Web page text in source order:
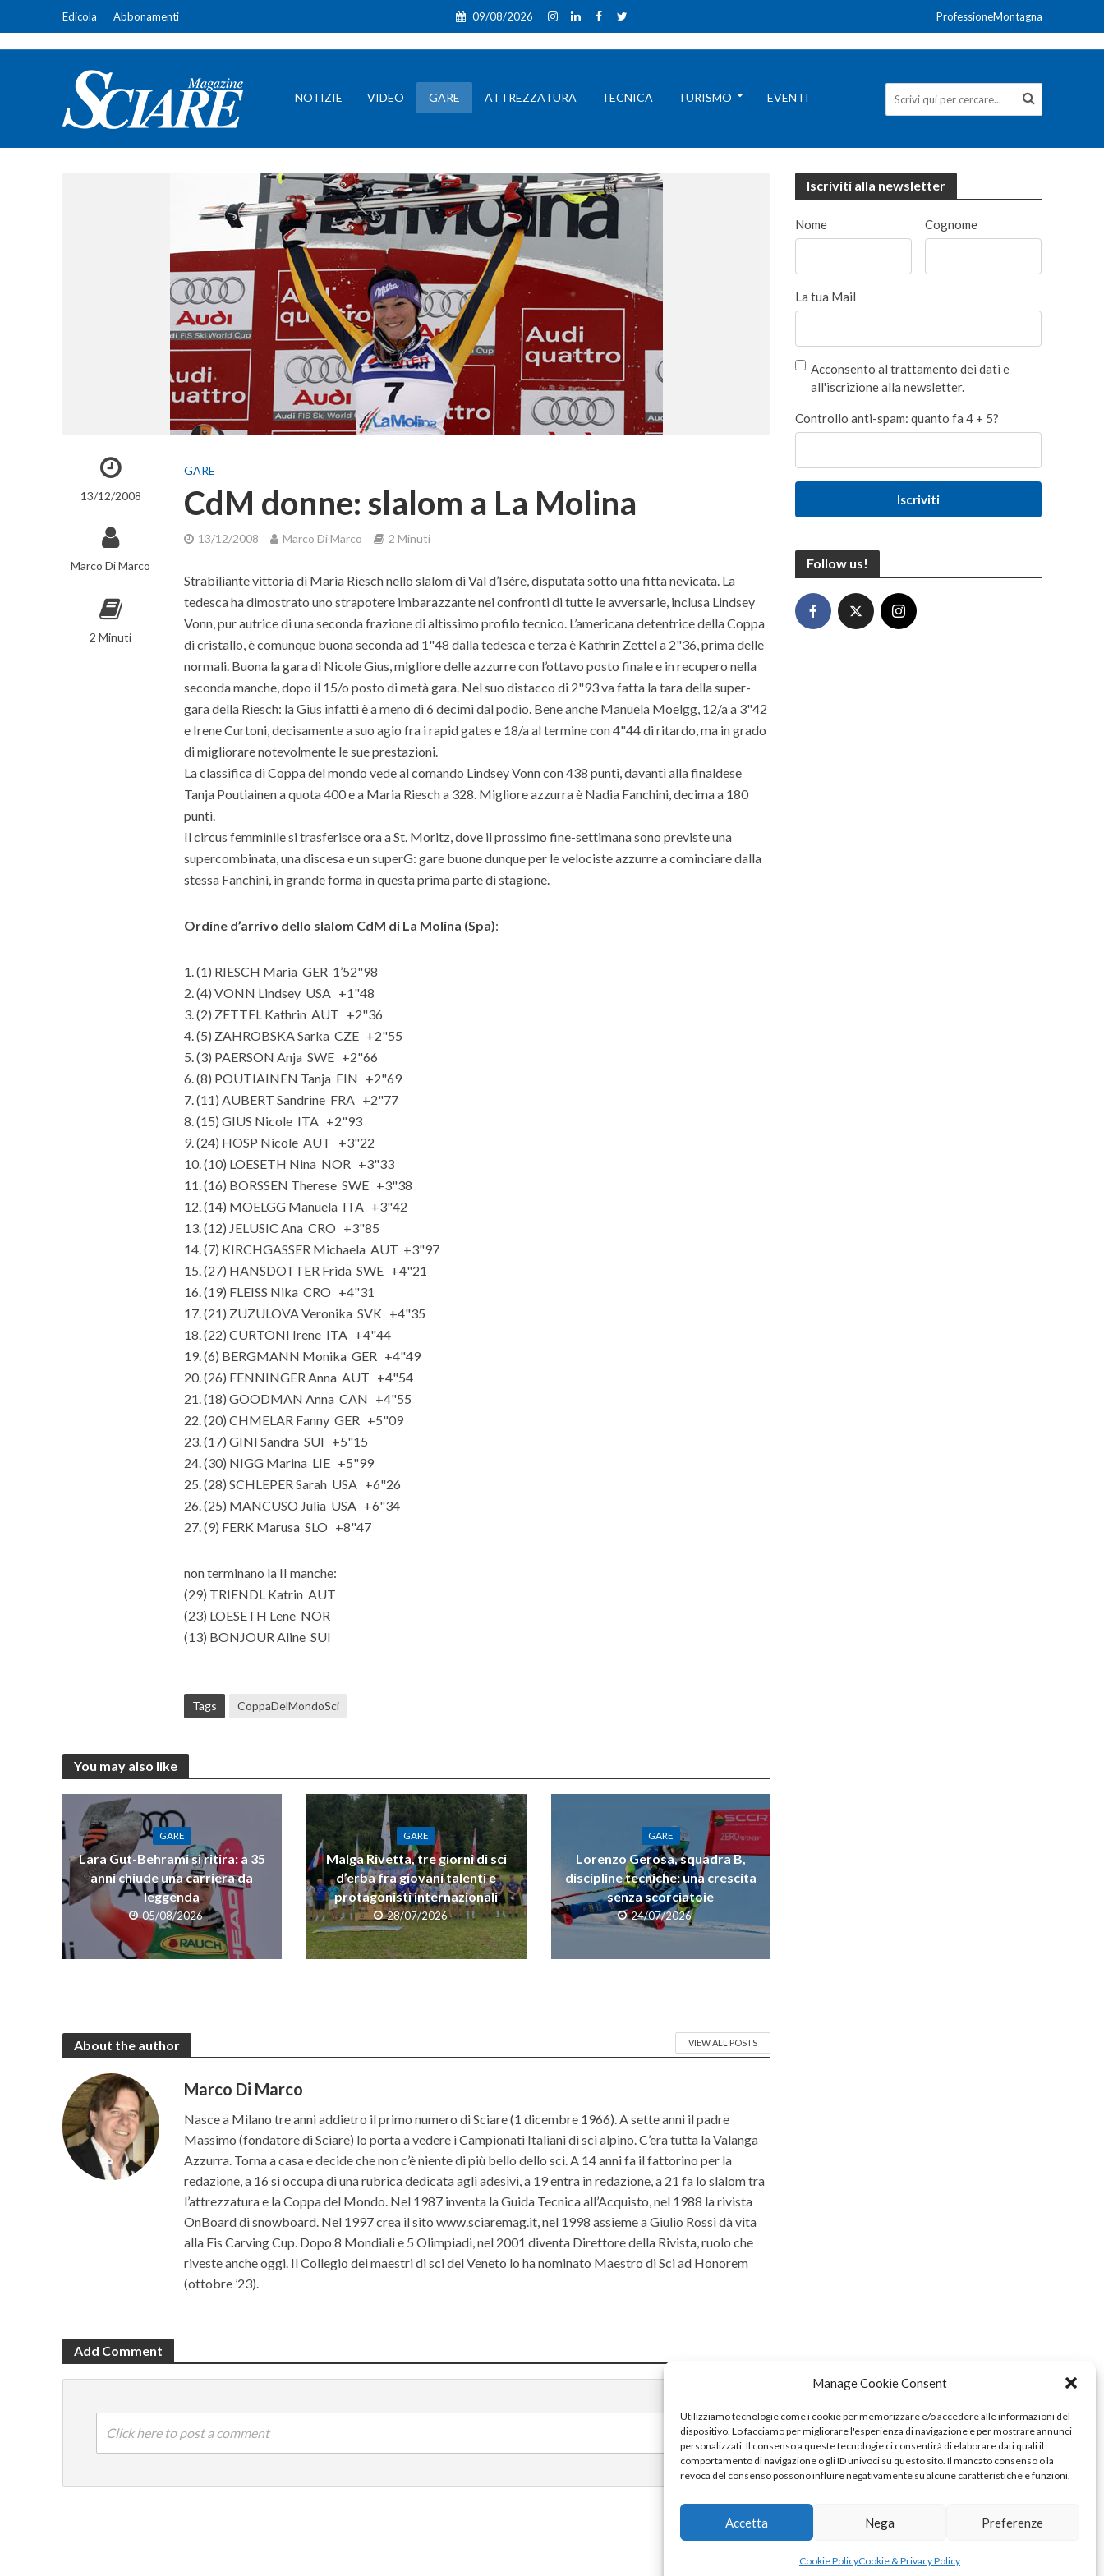
Manage Cookie Consent
Utilizziamo tecnologie come i cookie per memorizzare e/o accedere alle informazioni del
dispositivo. Lo facciamo per migliorare l'esperienza di navigazione e per mostrare annunci
personalizzati. Il consenso a queste tecnologie ci consentirà di elaborare dati quali il
comportamento di navigazione o gli ID univoci su questo sito. Il mancato consenso o la
revoca del consenso possono influire negativamente su alcune caratteristiche e funzioni.
Accetta Nega Preferenze
Cookie PolicyCookie & Privacy Policy
Edicola Abbonamenti ProfessioneMontagna
09/08/2026
NOTIZIE VIDEO GARE ATTREZZATURA TECNICA TURISMO EVENTI
13/12/2008
Marco Di Marco
2 Minuti
GARE
CdM donne: slalom a La Molina
13/12/2008 Marco Di Marco 2 Minuti
Strabiliante vittoria di Maria Riesch nello slalom di Val d’Isère, disputata sotto una fitta nevicata. La
tedesca ha dimostrato uno strapotere imbarazzante nei confronti di tutte le avversarie, inclusa Lindsey
Vonn, pur autrice di una seconda frazione di altissimo profilo tecnico. L’americana detentrice della Coppa
di cristallo, è comunque buona seconda ad 1"48 dalla tedesca e terza è Kathrin Zettel a 2"36, prima delle
normali. Buona la gara di Nicole Gius, migliore delle azzurre con l’ottavo posto finale e in recupero nella
seconda manche, dopo il 15/o posto di metà gara. Nel suo distacco di 2"93 va fatta la tara della super-
gara della Riesch: la Gius infatti è a meno di 6 decimi dal podio. Bene anche Manuela Moelgg, 12/a a 3"42
e Irene Curtoni, decisamente a suo agio fra i rapid gates e 18/a al termine con 4"44 di ritardo, ma in grado
di migliorare notevolmente le sue prestazioni.
La classifica di Coppa del mondo vede al comando Lindsey Vonn con 438 punti, davanti alla finaldese
Tanja Poutiainen a quota 400 e a Maria Riesch a 328. Migliore azzurra è Nadia Fanchini, decima a 180
punti.
Il circus femminile si trasferisce ora a St. Moritz, dove il prossimo fine-settimana sono previste una
supercombinata, una discesa e un superG: gare buone dunque per le velociste azzurre a cominciare dalla
stessa Fanchini, in grande forma in questa prima parte di stagione.
Ordine d’arrivo dello slalom CdM di La Molina (Spa):
1. (1) RIESCH Maria GER 1’52"98
2. (4) VONN Lindsey USA +1"48
3. (2) ZETTEL Kathrin AUT +2"36
4. (5) ZAHROBSKA Sarka CZE +2"55
5. (3) PAERSON Anja SWE +2"66
6. (8) POUTIAINEN Tanja FIN +2"69
7. (11) AUBERT Sandrine FRA +2"77
8. (15) GIUS Nicole ITA +2"93
9. (24) HOSP Nicole AUT +3"22
10. (10) LOESETH Nina NOR +3"33
11. (16) BORSSEN Therese SWE +3"38
12. (14) MOELGG Manuela ITA +3"42
13. (12) JELUSIC Ana CRO +3"85
14. (7) KIRCHGASSER Michaela AUT +3"97
15. (27) HANSDOTTER Frida SWE +4"21
16. (19) FLEISS Nika CRO +4"31
17. (21) ZUZULOVA Veronika SVK +4"35
18. (22) CURTONI Irene ITA +4"44
19. (6) BERGMANN Monika GER +4"49
20. (26) FENNINGER Anna AUT +4"54
21. (18) GOODMAN Anna CAN +4"55
22. (20) CHMELAR Fanny GER +5"09
23. (17) GINI Sandra SUI +5"15
24. (30) NIGG Marina LIE +5"99
25. (28) SCHLEPER Sarah USA +6"26
26. (25) MANCUSO Julia USA +6"34
27. (9) FERK Marusa SLO +8"47
non terminano la II manche:
(29) TRIENDL Katrin AUT
(23) LOESETH Lene NOR
(13) BONJOUR Aline SUI
Tags CoppaDelMondoSci
You may also like
GARE
Lara Gut-Behrami si ritira: a 35
anni chiude una carriera da
leggenda
05/08/2026
GARE
Malga Rivetta, tre giorni di sci
d’erba fra giovani talenti e
protagonisti internazionali
28/07/2026
GARE
Lorenzo Gerosa, squadra B,
discipline tecniche: una crescita
senza scorciatoie
24/07/2026
About the author VIEW ALL POSTS
Marco Di Marco
Nasce a Milano tre anni addietro il primo numero di Sciare (1 dicembre 1966). A sette anni il padre
Massimo (fondatore di Sciare) lo porta a vedere i Campionati Italiani di sci alpino. C’era tutta la Valanga
Azzurra. Torna a casa e decide che non c’è niente di più bello dello sci. A 14 anni fa il fattorino per la
redazione, a 16 si occupa di una rubrica dedicata agli adesivi, a 19 entra in redazione, a 21 fa lo slalom tra
l’attrezzatura e la Coppa del Mondo. Nel 1987 inventa la Guida Tecnica all’Acquisto, nel 1988 la rivista
OnBoard di snowboard. Nel 1997 crea il sito www.sciaremag.it, nel 1998 assieme a Giulio Rossi dà vita
alla Fis Carving Cup. Dopo 8 Mondiali e 5 Olimpiadi, nel 2001 diventa Direttore della Rivista, ruolo che
riveste anche oggi. Il Collegio dei maestri di sci del Veneto lo ha nominato Maestro di Sci ad Honorem
(ottobre ’23).
Add Comment
Click here to post a comment
Iscriviti alla newsletter
Nome Cognome
La tua Mail
Acconsento al trattamento dei dati e
all'iscrizione alla newsletter.
Controllo anti-spam: quanto fa 4 + 5?
Iscriviti
Follow us!